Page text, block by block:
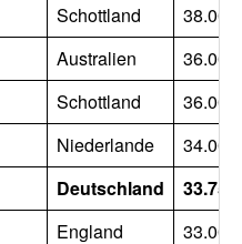
Schottland
38.000
Australien
36.000
Schottland
36.000
Niederlande
34.000
Deutschland
33.750
England
33.000